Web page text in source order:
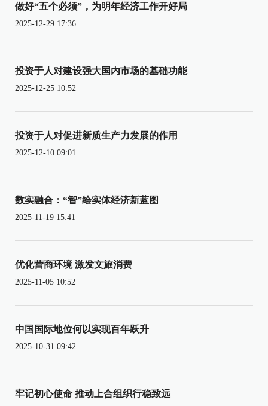
做好“五个必须”，为明年经济工作开好局
2025-12-29 17:36
投资于人对建设强大国内市场的基础功能
2025-12-25 10:52
投资于人对促进新质生产力发展的作用
2025-12-10 09:01
数实融合：“智”绘实体经济新蓝图
2025-11-19 15:41
优化营商环境 激发文旅消费
2025-11-05 10:52
中国国际地位何以实现百年跃升
2025-10-31 09:42
牢记初心使命 推动上合组织行稳致远